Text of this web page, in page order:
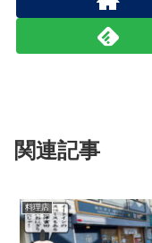
関連記事
料理店